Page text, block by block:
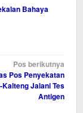
Bahaya
Pos berikutnya
Pos Penyekatan
Jalani Tes
Antigen